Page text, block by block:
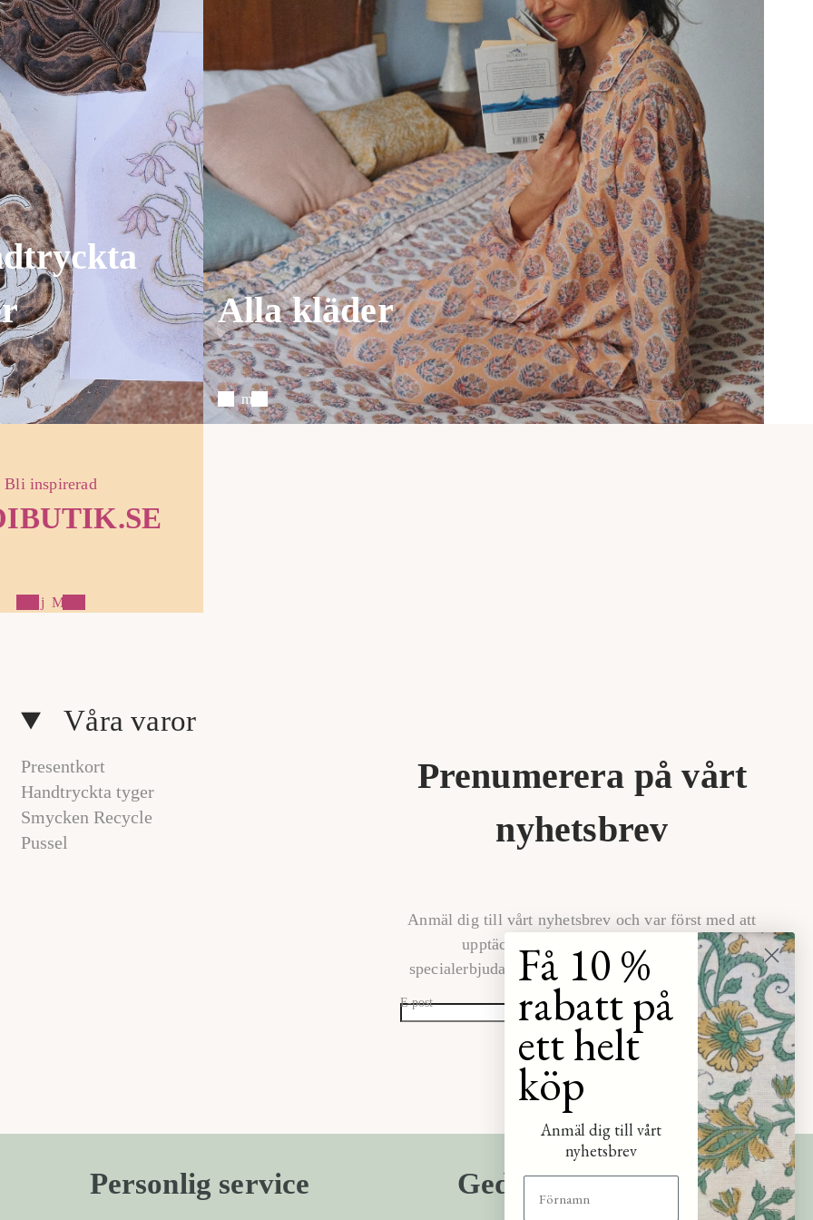
Alla kläder
Se mer
Bli inspirerad
Följ MOI
Våra varor
Presentkort
Handtryckta tyger
Smycken Recycle
Pussel
Prenumerera på vårt
nyhetsbrev
Anmäl dig till vårt nyhetsbrev och var först med att
upptäcka de senaste kollektionerna,
specialerbjudandena och glimtar bakom kulisserna.
E-post
PRENUMERERA
Personlig service Gediget hantverk
Få 10 %
rabatt på
ett helt
köp
Anmäl dig till vårt
nyhetsbrev